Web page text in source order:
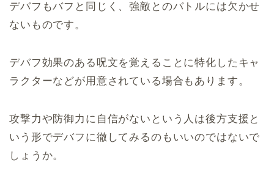
デバフもバフと同じく、強敵とのバトルには欠かせ
ないものです。
デバフ効果のある呪文を覚えることに特化したキャ
ラクターなどが用意されている場合もあります。
攻撃力や防御力に自信がないという人は後方支援と
いう形でデバフに徹してみるのもいいのではないで
しょうか。